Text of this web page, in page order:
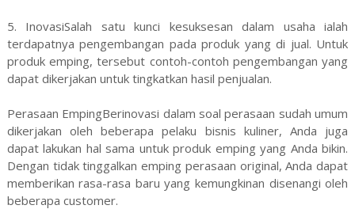
5. InovasiSalah satu kunci kesuksesan dalam usaha ialah
terdapatnya pengembangan pada produk yang di jual. Untuk
produk emping, tersebut contoh-contoh pengembangan yang
dapat dikerjakan untuk tingkatkan hasil penjualan.
Perasaan EmpingBerinovasi dalam soal perasaan sudah umum
dikerjakan oleh beberapa pelaku bisnis kuliner, Anda juga
dapat lakukan hal sama untuk produk emping yang Anda bikin.
Dengan tidak tinggalkan emping perasaan original, Anda dapat
memberikan rasa-rasa baru yang kemungkinan disenangi oleh
beberapa customer.